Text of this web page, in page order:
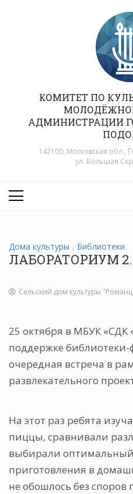
КОМИТЕТ ПО
АДМИНИСТРАЦИИ
142100, Московская обл.,
ул. Большая
Дома культуры , Библиотеки
ЛАБОРАТОРИУМ
Сельский дом культуры
25 октября в МБУК «СДК
поддержке
очередная встреча в
развлекательного
На этот раз ребята
пиццы, сравнивали
выбирали
приготовления в
не обошлось без